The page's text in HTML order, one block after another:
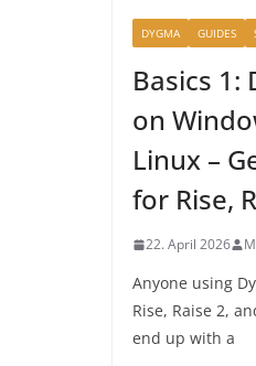
DYGMA GUIDES
Basics 1:
on
Linux –
for Rise,
22. April 2026
Anyone using
Rise, Raise 2,
end up with a